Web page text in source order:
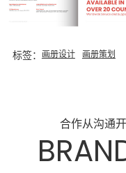
标签： 画册设计 画册策划
合作从沟通